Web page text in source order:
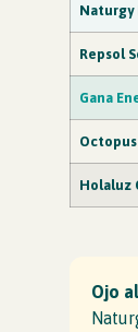
Naturgy
Repsol
Gana
Octopus
Holaluz
Ojo